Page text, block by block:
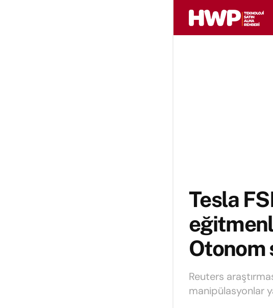
Tesla
Otonom
Reuters
manipülasyonlar